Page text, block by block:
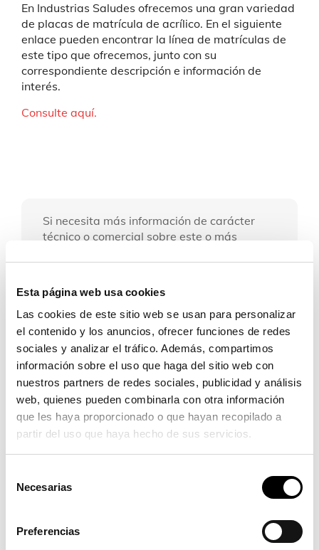
Esta página web usa cookies
Las cookies de este sitio web se usan para personalizar
el contenido y los anuncios, ofrecer funciones de redes
sociales y analizar el tráfico. Además, compartimos
información sobre el uso que haga del sitio web con
nuestros partners de redes sociales, publicidad y análisis
web, quienes pueden combinarla con otra información
que les haya proporcionado o que hayan recopilado a
partir del uso que haya hecho de sus servicios.
Necesarias
Preferencias
En Industrias Saludes ofrecemos una gran variedad
de placas de matrícula de acrílico. En el siguiente
enlace pueden encontrar la línea de matrículas de
este tipo que ofrecemos, junto con su
correspondiente descripción e información de
interés.
Consulte aquí.
Si necesita más información de carácter
técnico o comercial sobre este o más
Contacto